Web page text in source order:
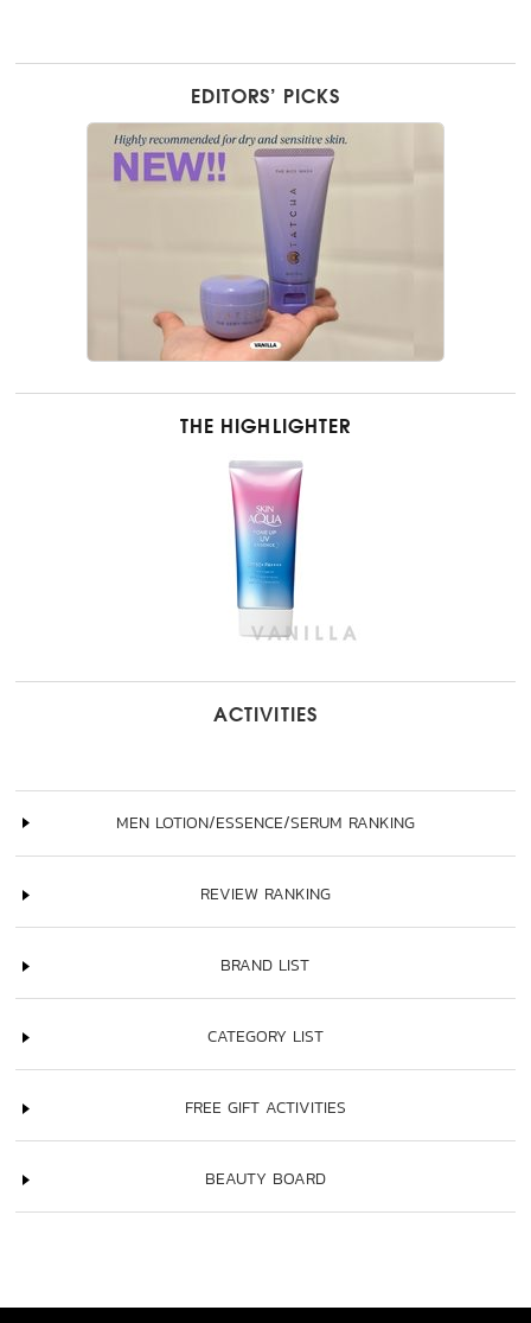
EDITORS’ PICKS
THE HIGHLIGHTER
ACTIVITIES
MEN LOTION/ESSENCE/SERUM RANKING
REVIEW RANKING
BRAND LIST
CATEGORY LIST
FREE GIFT ACTIVITIES
BEAUTY BOARD